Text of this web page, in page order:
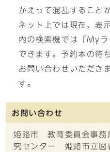
かえって混乱すること
ネット上では現在、表
内の検索機では「My
できます。予約本の待
お問い合わせいただき
す。
お問い合わせ
姫路市 教育委員会事
究センター 姫路市立図